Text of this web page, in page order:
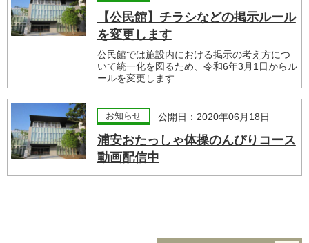
【公民館】チラシなどの掲示ルール
を変更します
公民館では施設内における掲示の考え方につ
いて統一化を図るため、令和6年3月1日からル
ールを変更します...
お知らせ 公開日：2020年06月18日
浦安おたっしゃ体操のんびりコース
動画配信中